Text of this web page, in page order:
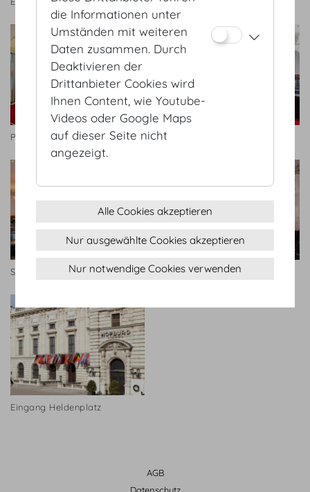
Prinz Eugen Saal Schatzkammersaal
Schatzkammersaal Schatzkammersaal
Eingang Heldenplatz
AGB
Datenschutz
die Informationen unter
Umständen mit weiteren
Daten zusammen. Durch
Deaktivieren der
Drittanbieter Cookies wird
Ihnen Content, wie Youtube-
Videos oder Google Maps
auf dieser Seite nicht
angezeigt.
Alle Cookies akzeptieren
Nur ausgewählte Cookies akzeptieren
Nur notwendige Cookies verwenden